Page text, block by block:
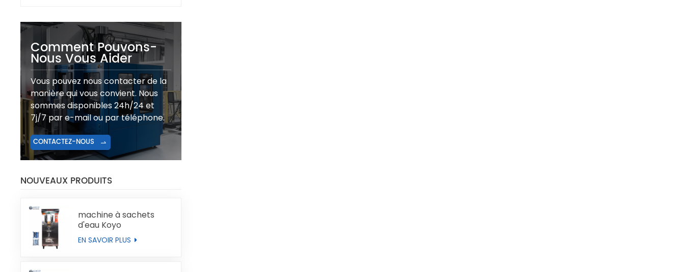
Comment Pouvons-
Nous Vous Aider
Vous pouvez nous contacter de la
manière qui vous convient. Nous
sommes disponibles 24h/24 et
7j/7 par e-mail ou par téléphone.
CONTACTEZ-NOUS
NOUVEAUX PRODUITS
machine à sachets
d'eau Koyo
EN SAVOIR PLUS